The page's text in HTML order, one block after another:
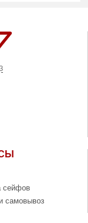
сейфов
самовывоз